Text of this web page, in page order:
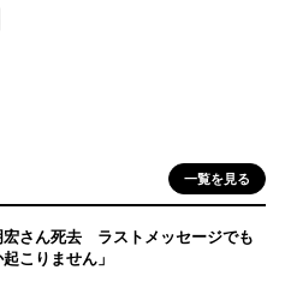
一覧を見る
宏さん死去 ラストメッセージでも
こりません」